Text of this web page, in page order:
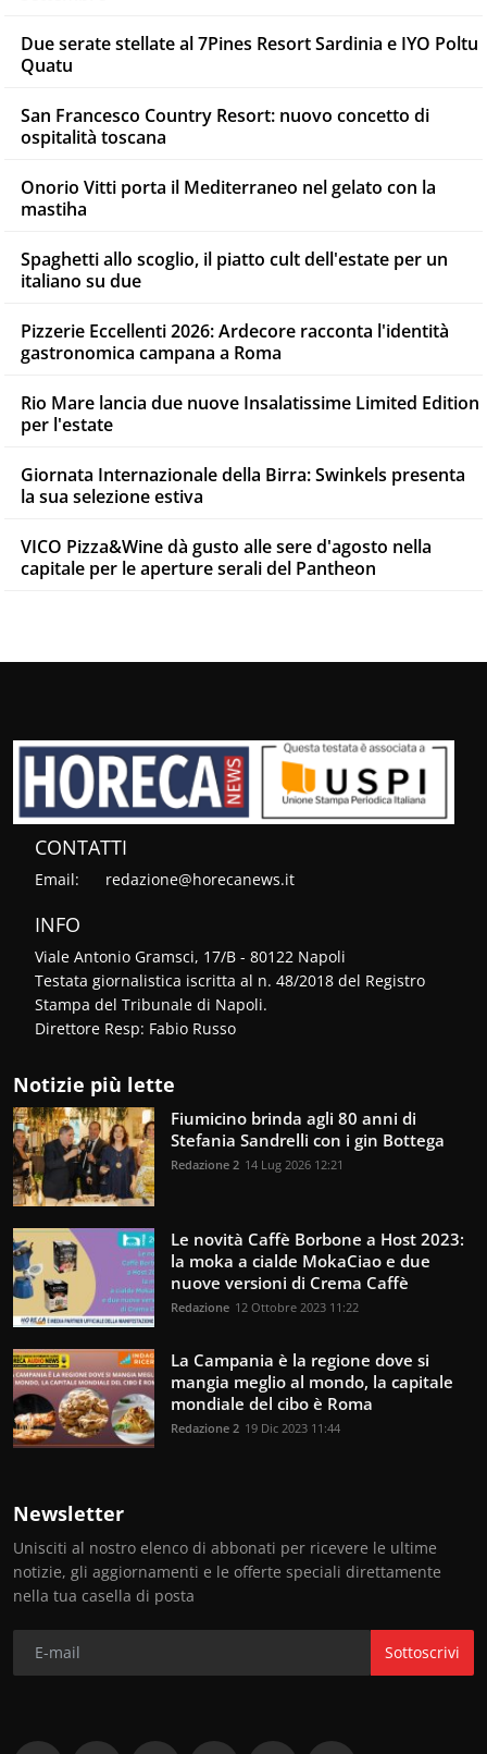
Due serate stellate al 7Pines Resort Sardinia e IYO Poltu
Quatu
San Francesco Country Resort: nuovo concetto di
ospitalità toscana
Onorio Vitti porta il Mediterraneo nel gelato con la
mastiha
Spaghetti allo scoglio, il piatto cult dell'estate per un
italiano su due
Pizzerie Eccellenti 2026: Ardecore racconta l'identità
gastronomica campana a Roma
Rio Mare lancia due nuove Insalatissime Limited Edition
per l'estate
Giornata Internazionale della Birra: Swinkels presenta
la sua selezione estiva
VICO Pizza&Wine dà gusto alle sere d'agosto nella
capitale per le aperture serali del Pantheon
CONTATTI
Email: redazione@horecanews.it
INFO
Viale Antonio Gramsci, 17/B - 80122 Napoli
Testata giornalistica iscritta al n. 48/2018 del Registro
Stampa del Tribunale di Napoli.
Direttore Resp: Fabio Russo
Notizie più lette
Fiumicino brinda agli 80 anni di
Stefania Sandrelli con i gin Bottega
Redazione 2 14 Lug 2026 12:21
Le novità Caffè Borbone a Host 2023:
la moka a cialde MokaCiao e due
nuove versioni di Crema Caffè
Redazione 12 Ottobre 2023 11:22
La Campania è la regione dove si
mangia meglio al mondo, la capitale
mondiale del cibo è Roma
Redazione 2 19 Dic 2023 11:44
Newsletter
Unisciti al nostro elenco di abbonati per ricevere le ultime
notizie, gli aggiornamenti e le offerte speciali direttamente
nella tua casella di posta
Sottoscrivi